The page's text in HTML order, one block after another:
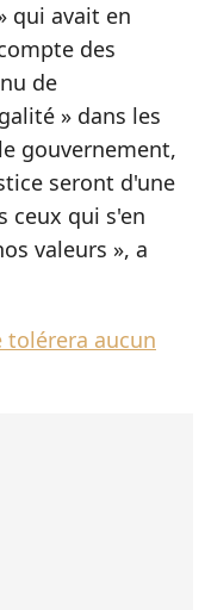
qui avait en
des
de
» dans les
gouvernement,
seront d'une
ceux qui s'en
valeurs », a
tolérera aucun